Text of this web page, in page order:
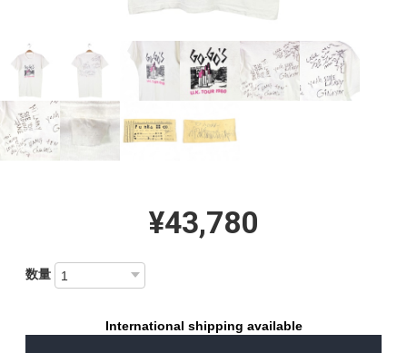
¥43,780
数量
International shipping available